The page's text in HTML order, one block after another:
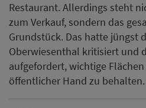
Restaurant. Allerdings steht
zum Verkauf, sondern das
Grundstück. Das hatte jüngst
Oberwiesenthal kritisiert und
aufgefordert, wichtige
öffentlicher Hand zu behalten.